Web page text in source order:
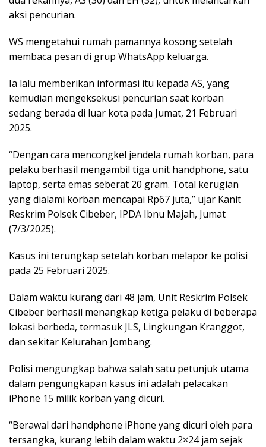
aksi pencurian.
WS mengetahui rumah pamannya kosong setelah
membaca pesan di grup WhatsApp keluarga.
Ia lalu memberikan informasi itu kepada AS, yang
kemudian mengeksekusi pencurian saat korban
sedang berada di luar kota pada Jumat, 21 Februari
2025.
“Dengan cara mencongkel jendela rumah korban, para
pelaku berhasil mengambil tiga unit handphone, satu
laptop, serta emas seberat 20 gram. Total kerugian
yang dialami korban mencapai Rp67 juta,” ujar Kanit
Reskrim Polsek Cibeber, IPDA Ibnu Majah, Jumat
(7/3/2025).
Kasus ini terungkap setelah korban melapor ke polisi
pada 25 Februari 2025.
Dalam waktu kurang dari 48 jam, Unit Reskrim Polsek
Cibeber berhasil menangkap ketiga pelaku di beberapa
lokasi berbeda, termasuk JLS, Lingkungan Kranggot,
dan sekitar Kelurahan Jombang.
Polisi mengungkap bahwa salah satu petunjuk utama
dalam pengungkapan kasus ini adalah pelacakan
iPhone 15 milik korban yang dicuri.
“Berawal dari handphone iPhone yang dicuri oleh para
tersangka, kurang lebih dalam waktu 2×24 jam sejak